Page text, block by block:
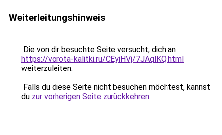
Weiterleitungshinweis
Die von dir besuchte Seite versucht, dich an
https://vorota-kalitki.ru/CEyiHVj/7JAqlKQ.html
weiterzuleiten.
Falls du diese Seite nicht besuchen möchtest, kannst
du zur vorherigen Seite zurückkehren.